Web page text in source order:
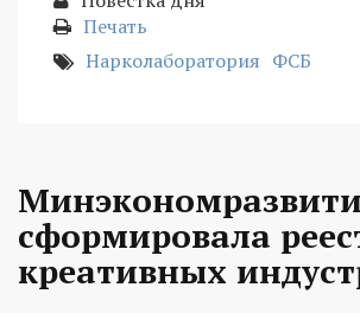
Печать
Нарколаборатория ФСБ
сформировала
креативных